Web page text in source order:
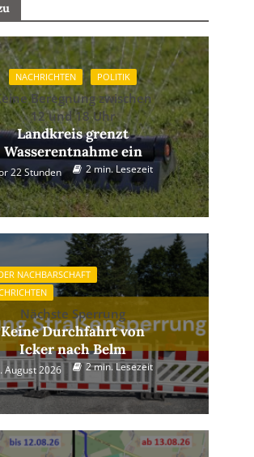
NACHRICHTEN POLITIK
Beregnung zwischen
12 und 18 Uhr
Landkreis grenzt
Wasserentnahme ein
22 Stunden 2 min. Lesezeit
NACHBARSCHAFT
Nächste Sperrung
Keine Durchfahrt von
Icker nach Belm
August 2026 2 min. Lesezeit